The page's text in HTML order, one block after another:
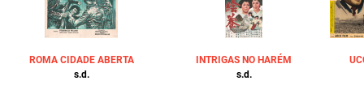
ROMA CIDADE ABERTA
s.d.
INTRIGAS NO HARÉM
s.d.